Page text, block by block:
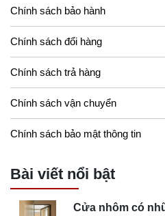
Chính sách bảo hành
Chính sách đổi hàng
Chính sách trả hàng
Chính sách vận chuyển
Chính sách bảo mật thông tin
Bài viết nổi bật
Cửa nhôm có